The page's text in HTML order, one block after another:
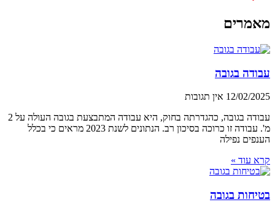
מאמרים
עבודה בגובה
12/02/2025 אין תגובות
עבודה בגובה, כהגדרתה בחוק, היא עבודה המתבצעת בגובה העולה על 2
מ'. עבודה זו כרוכה בסיכון רב. הנתונים לשנת 2023 מראים כי בכלל
הענפים נפילה
קרא עוד »
בטיחות בגובה